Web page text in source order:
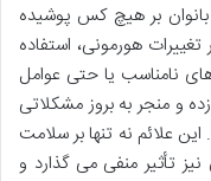
بر هیچ کس پوشیده
هورمونی، استفاده
های نامناسب یا حتی عوامل
و منجر به بروز مشکلاتی
علائم نه تنها بر سلامت
تأثیر منفی می گذارد و